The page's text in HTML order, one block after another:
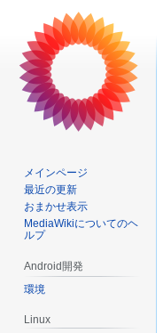
メインページ
最近の更新
おまかせ表示
MediaWikiについてのヘ
ルプ
Android開発
環境
Linux